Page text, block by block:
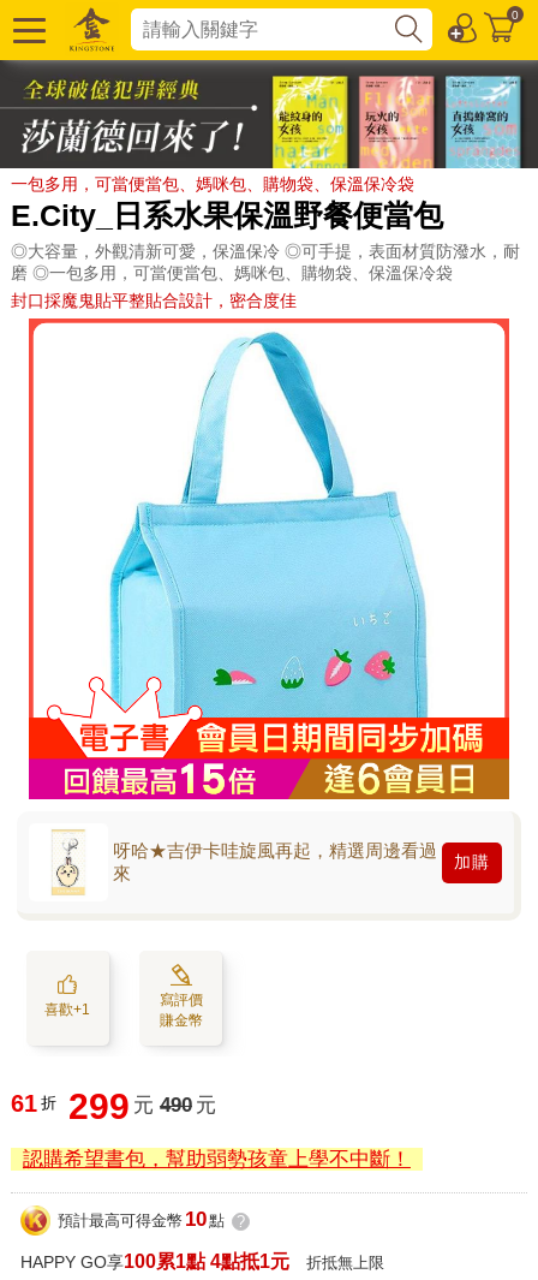
0
一包多用，可當便當包、媽咪包、購物袋、保溫保冷袋
E.City_日系水果保溫野餐便當包
◎大容量，外觀清新可愛，保溫保冷 ◎可手提，表面材質防潑水，耐
磨 ◎一包多用，可當便當包、媽咪包、購物袋、保溫保冷袋
封口採魔鬼貼平整貼合設計，密合度佳
呀哈★吉伊卡哇旋風再起，精選周邊看過
來
加購
喜歡+1
寫評價
賺金幣
61 折 299 元 490 元
認購希望書包，幫助弱勢孩童上學不中斷！
預計最高可得金幣 10點 ?
HAPPY GO享100累1點 4點抵1元 折抵無上限